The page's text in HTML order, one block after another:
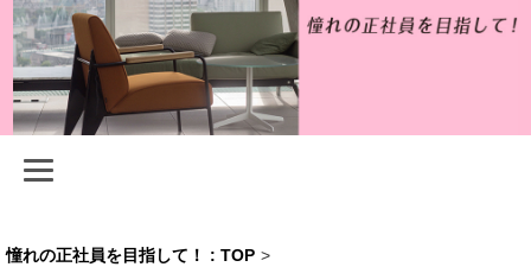
憧れの正社員を目指して！ : TOP >